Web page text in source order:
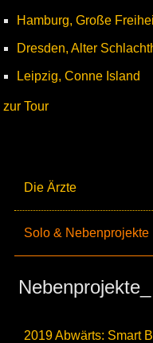
Die Ärzte
Solo & Nebenprojekte
Nebenprojekte_
2019 Abwärts: Smart
Hamburg, Große
Dresden, Alter
Leipzig, Conne Island
zur Tour